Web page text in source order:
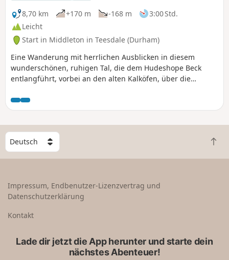
8,70 km
+170 m -168 m
3:00 Std.
Leicht
Start in Middleton in Teesdale (Durham)
Eine Wanderung mit herrlichen Ausblicken in diesem
wunderschönen, ruhigen Tal, die dem Hudeshope Beck
entlangführt, vorbei an den alten Kalköfen, über die
Coldberry-Mine und dann auf der anderen Seite wieder den
Bach hinunter.
W
ä
h
e
n
Z
u
Impressum, Endbenutzer-Lizenzvertrag und
Datenschutzerklärung
Kontakt
Lade dir jetzt die App herunter und starte dein
nächstes Abenteuer!